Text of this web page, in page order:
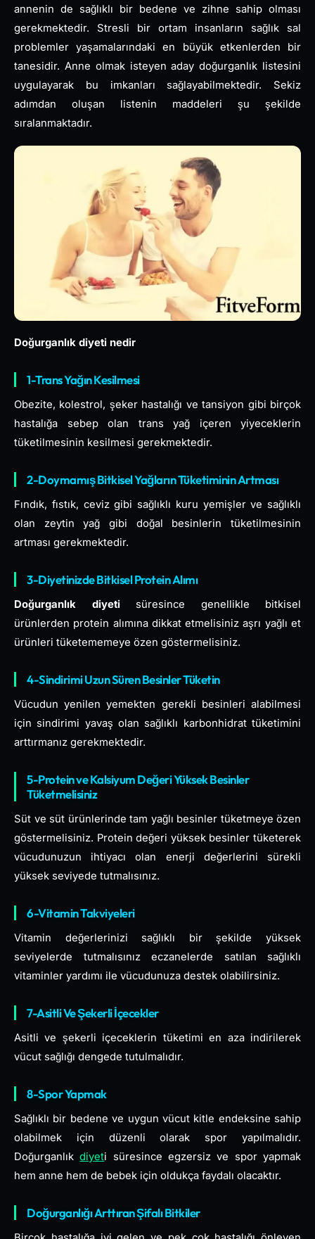
annenin de sağlıklı bir bedene ve zihne sahip olması
gerekmektedir. Stresli bir ortam insanların sağlık sal
problemler yaşamalarındaki en büyük etkenlerden bir
tanesidir. Anne olmak isteyen aday doğurganlık listesini
uygulayarak bu imkanları sağlayabilmektedir. Sekiz
adımdan oluşan listenin maddeleri şu şekilde
sıralanmaktadır.
Doğurganlık diyeti nedir
1-Trans Yağın Kesilmesi
Obezite, kolestrol, şeker hastalığı ve tansiyon gibi birçok
hastalığa sebep olan trans yağ içeren yiyeceklerin
tüketilmesinin kesilmesi gerekmektedir.
2-Doymamış Bitkisel Yağların Tüketiminin Artması
Fındık, fıstık, ceviz gibi sağlıklı kuru yemişler ve sağlıklı
olan zeytin yağ gibi doğal besinlerin tüketilmesinin
artması gerekmektedir.
3-Diyetinizde Bitkisel Protein Alımı
Doğurganlık diyetisüresince genellikle bitkisel
ürünlerden protein alımına dikkat etmelisiniz aşrı yağlı et
ürünleri tüketememeye özen göstermelisiniz.
4-Sindirimi Uzun Süren Besinler Tüketin
Vücudun yenilen yemekten gerekli besinleri alabilmesi
için sindirimi yavaş olan sağlıklı karbonhidrat tüketimini
arttırmanız gerekmektedir.
5-Protein ve Kalsiyum Değeri Yüksek Besinler
Tüketmelisiniz
Süt ve süt ürünlerinde tam yağlı besinler tüketmeye özen
göstermelisiniz. Protein değeri yüksek besinler tüketerek
vücudunuzun ihtiyacı olan enerji değerlerini sürekli
yüksek seviyede tutmalısınız.
6-Vitamin Takviyeleri
Vitamin değerlerinizi sağlıklı bir şekilde yüksek
seviyelerde tutmalısınız eczanelerde satılan sağlıklı
vitaminler yardımı ile vücudunuza destek olabilirsiniz.
7-Asitli Ve Şekerli İçecekler
Asitli ve şekerli içeceklerin tüketimi en aza indirilerek
vücut sağlığı dengede tutulmalıdır.
8-Spor Yapmak
Sağlıklı bir bedene ve uygun vücut kitle endeksine sahip
olabilmek için düzenli olarak spor yapılmalıdır.
Doğurganlıkdiyeti süresince egzersiz ve spor yapmak
hem anne hem de bebek için oldukça faydalı olacaktır.
Doğurganlığı Arttıran Şifalı Bitkiler